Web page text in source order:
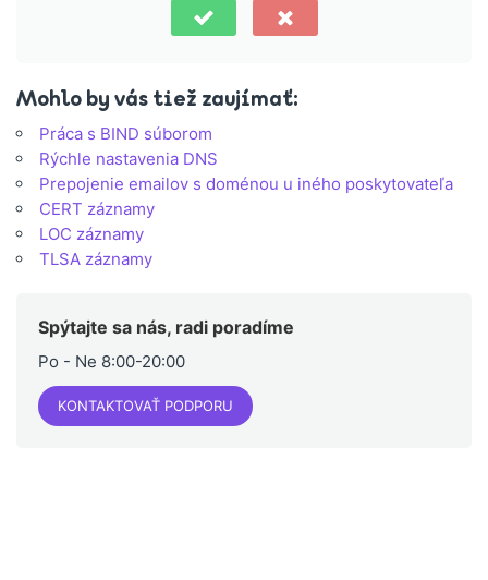
Mohlo by vás tiež zaujímať:
Práca s BIND súborom
Rýchle nastavenia DNS
Prepojenie emailov s doménou u iného poskytovateľa
CERT záznamy
LOC záznamy
TLSA záznamy
Spýtajte sa nás, radi poradíme
Po - Ne 8:00-20:00
KONTAKTOVAŤ PODPORU